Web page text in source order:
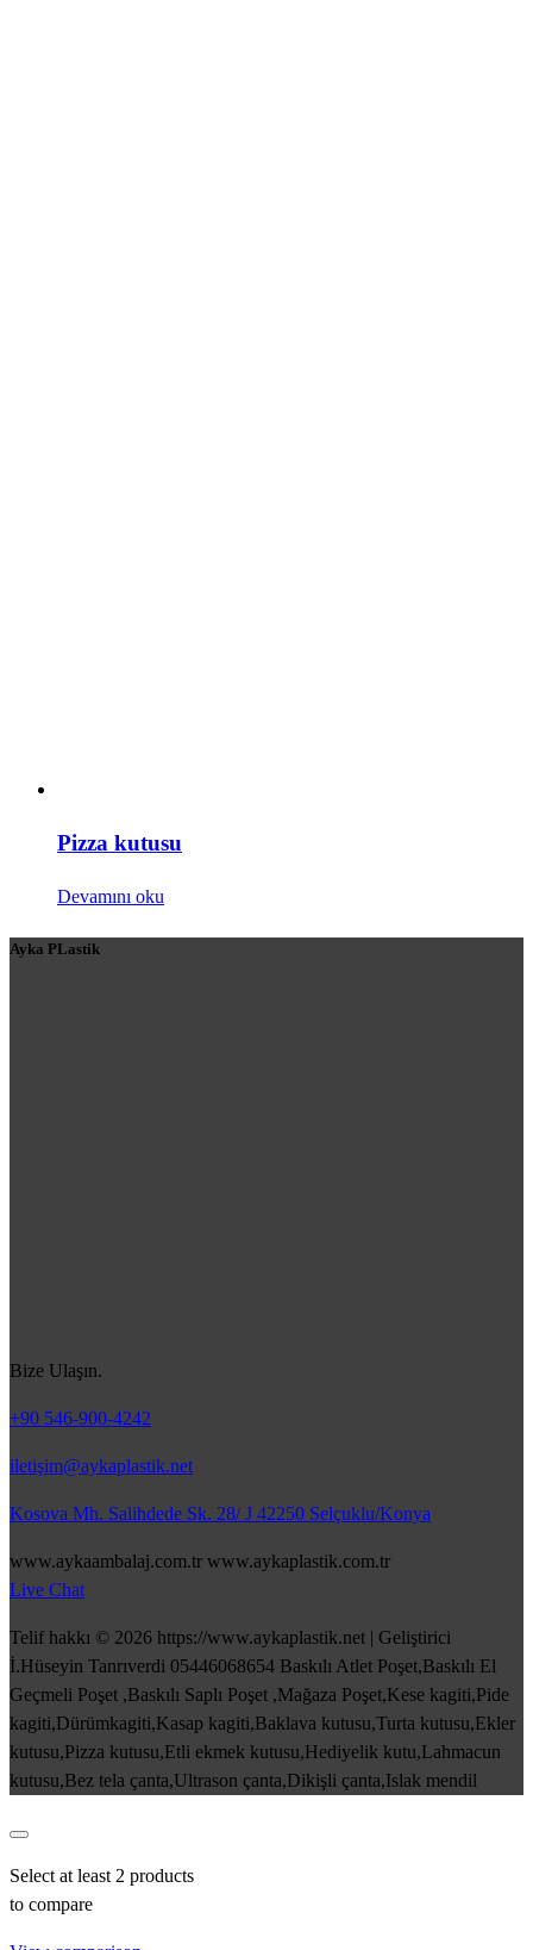
Pizza kutusu
Devamını oku
Ayka PLastik
Bize Ulaşın.
+90 546-900-4242
iletişim@aykaplastik.net
Kosova Mh. Salihdede Sk. 28/ J 42250 Selçuklu/Konya
www.aykaambalaj.com.tr www.aykaplastik.com.tr
Live Chat
Telif hakkı © 2026 https://www.aykaplastik.net | Geliştirici
İ.Hüseyin Tanrıverdi 05446068654 Baskılı Atlet Poşet,Baskılı El
Geçmeli Poşet ,Baskılı Saplı Poşet ,Mağaza Poşet,Kese kagiti,Pide
kagiti,Dürümkagiti,Kasap kagiti,Baklava kutusu,Turta kutusu,Ekler
kutusu,Pizza kutusu,Etli ekmek kutusu,Hediyelik kutu,Lahmacun
kutusu,Bez tela çanta,Ultrason çanta,Dikişli çanta,Islak mendil
Select at least 2 products
to compare